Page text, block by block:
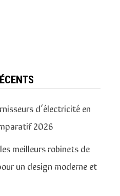
d’électricité en
2026
meilleurs robinets de
un design moderne et